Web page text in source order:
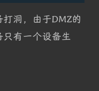
洞，由于DMZ的
有一个设备生